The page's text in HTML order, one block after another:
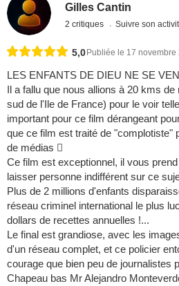
Gilles Cantin
2 critiques Suivre son
5,0 Publiée le 17 novembre
LES ENFANTS DE DIEU NE SE
Il a fallu que nous allions à 20 kms
sud de l'Ile de France) pour le voir
important pour ce film dérangeant
que ce film est traité de "complotiste"
de médias 
Ce film est exceptionnel, il vous
laisser personne indifférent sur ce
Plus de 2 millions d'enfants
réseau criminel international le plus
dollars de recettes annuelles !...
Le final est grandiose, avec les
d'un réseau complet, et ce policier
courage que bien peu de journalistes
Chapeau bas Mr Alejandro